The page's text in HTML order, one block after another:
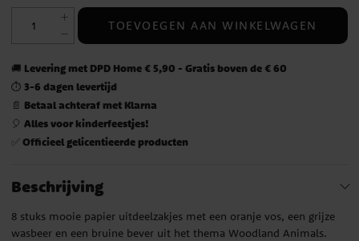
TOEVOEGEN AAN WINKELWAGEN
🚚 Levering met DPD Home € 5,90 - Gratis boven de € 60
⏱️ 3-6 dagen levertijd
📄 Betaal achteraf met Klarna
🎈 Alles voor kinderfeestjes!
✅ Officieel gelicentieerde producten
Beschrijving
8 stuks mooie papier uitdeelzakjes met een oranje vos, een grijze
wasbeer en een bruine bever uit het thema Woodland Animals.